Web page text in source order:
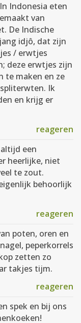
Indonesia eten
van
De Indische
idjô, dat zijn
/ erwtjes
deze erwtjes zijn
te maken en ze
Ik
en krijg er
reageren
een
heerlijke, niet
te zout.
behoorlijk
reageren
poten, oren en
peperkorrels
zetten zo
takjes tijm.
reageren
spek en bij ons